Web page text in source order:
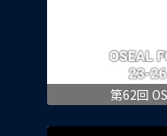
第62回